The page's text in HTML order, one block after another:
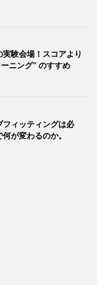
実験会場！スコアより
ニング” のすすめ
フィッティングは必
何が変わるのか。